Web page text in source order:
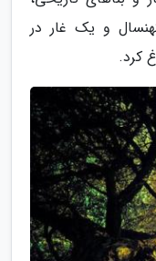
و یک غار در
کرد.